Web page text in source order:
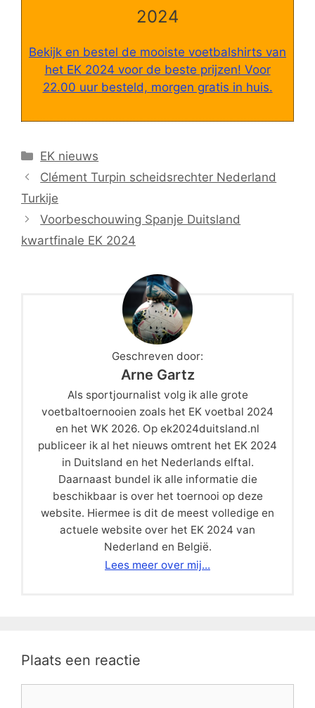
2024
Bekijk en bestel de mooiste voetbalshirts van
het EK 2024 voor de beste prijzen! Voor
22.00 uur besteld, morgen gratis in huis.
Categorieën
EK nieuws
Clément Turpin scheidsrechter Nederland
Turkije
Voorbeschouwing Spanje Duitsland
kwartfinale EK 2024
Geschreven door:
Arne Gartz
Als sportjournalist volg ik alle grote
voetbaltoernooien zoals het EK voetbal 2024
en het WK 2026. Op ek2024duitsland.nl
publiceer ik al het nieuws omtrent het EK 2024
in Duitsland en het Nederlands elftal.
Daarnaast bundel ik alle informatie die
beschikbaar is over het toernooi op deze
website. Hiermee is dit de meest volledige en
actuele website over het EK 2024 van
Nederland en België.
Lees meer over mij...
Plaats een reactie